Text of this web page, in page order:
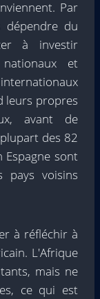
Par
dépendre du
à investir
et
leurs propres
avant de
des 82
sont
pays voisins
à réfléchir à
L'Afrique
mais ne
ce qui est